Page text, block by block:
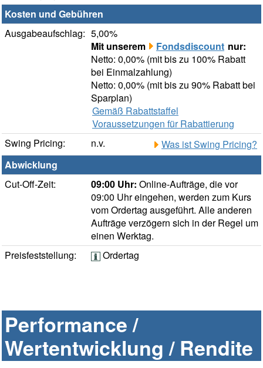
Kosten und Gebühren
Ausgabeaufschlag: 5,00%
Mit unserem
Fondsdiscount nur:
Netto: 0,00% (mit bis zu 100% Rabatt
bei Einmalzahlung)
Netto: 0,00% (mit bis zu 90% Rabatt bei
Sparplan)
Gemäß Rabattstaffel
Voraussetzungen für Rabattierung
Swing Pricing:
n.v.
Was ist Swing Pricing?
Abwicklung
Cut-Off-Zeit:
09:00 Uhr: Online-Aufträge, die vor
09:00 Uhr eingehen, werden zum Kurs
vom Ordertag ausgeführt. Alle anderen
Aufträge verzögern sich in der Regel um
einen Werktag.
Preisfeststellung:
Ordertag
Performance /
Wertentwicklung / Rendite